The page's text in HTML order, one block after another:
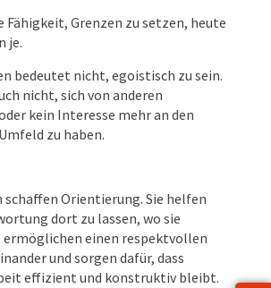
Fähigkeit, Grenzen zu setzen, heute
je.
bedeutet nicht, egoistisch zu sein.
nicht, sich von anderen
kein Interesse mehr an den
zu haben.
schaffen Orientierung. Sie helfen
dort zu lassen, wo sie
ermöglichen einen respektvollen
und sorgen dafür, dass
effizient und konstruktiv bleibt.